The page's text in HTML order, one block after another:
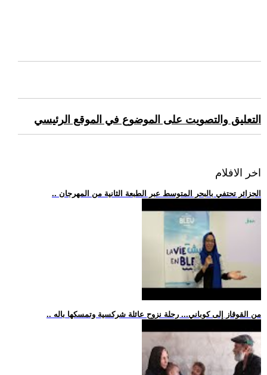
التعليق والتصويت على الموضوع في الموقع الرئيسي
اخر الافلام
.. الجزائر تحتفي بالبحر المتوسط عبر الطبعة الثانية من المهرجان
.. من القوقاز إلى كوباني... رحلة نزوح عائلة شركسية وتمسكها باله